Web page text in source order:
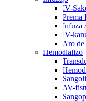
IV-
Prema
Infuza
IV-
Aro de
Hemodializo
AV-